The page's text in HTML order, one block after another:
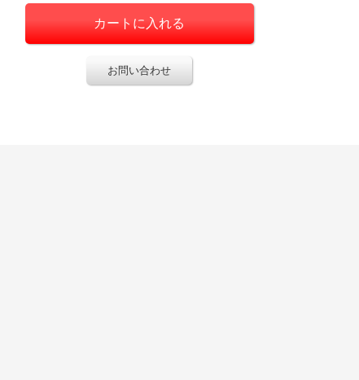
お問い合わせ